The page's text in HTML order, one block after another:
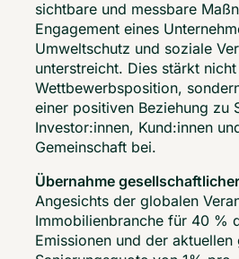
sichtbare und messbare
Engagement eines
Umweltschutz und soziale
unterstreicht. Dies stärkt
Wettbewerbsposition,
einer positiven Beziehung zu
Investor:innen, Kund:innen
Gemeinschaft bei.
Übernahme
Angesichts der globalen
Immobilienbranche für 40 %
Emissionen und der aktuellen